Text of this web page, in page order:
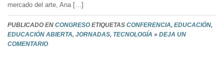
mercado del arte, Ana […]
PUBLICADO EN CONGRESO ETIQUETAS CONFERENCIA, EDUCACIÓN,
EDUCACIÓN ABIERTA, JORNADAS, TECNOLOGÍA » DEJA UN
COMENTARIO